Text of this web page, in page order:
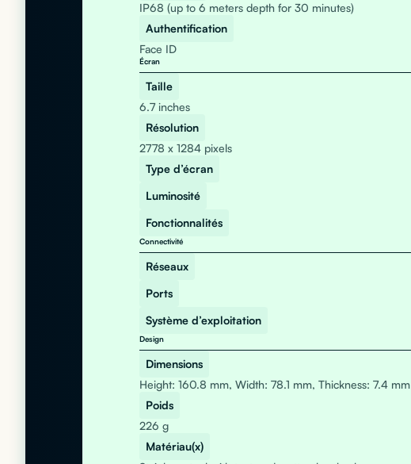
IP68 (up to 6 meters depth for 30 minutes)
Authentification
Face ID
Écran
Taille
6.7 inches
Résolution
2778 x 1284 pixels
Type d’écran
Luminosité
Fonctionnalités
Connectivité
Réseaux
Ports
Système d’exploitation
Design
Dimensions
Height: 160.8 mm, Width: 78.1 mm, Thickness: 7.4 mm
Poids
226 g
Matériau(x)